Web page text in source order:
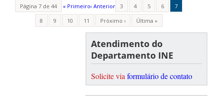
Página 7 de 44 « Primeiro‹ Anterior 3 4 5 6
7
8
9 10 11 Próximo › Última »
Atendimento do
Departamento INE
Solicite via formulário de contato